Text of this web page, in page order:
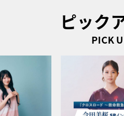
ピック
PICK